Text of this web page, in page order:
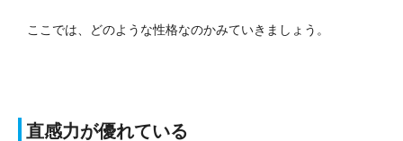
ここでは、どのような性格なのかみていきましょう。
直感力が優れている